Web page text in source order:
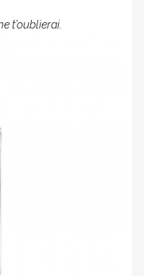
t’oublierai.